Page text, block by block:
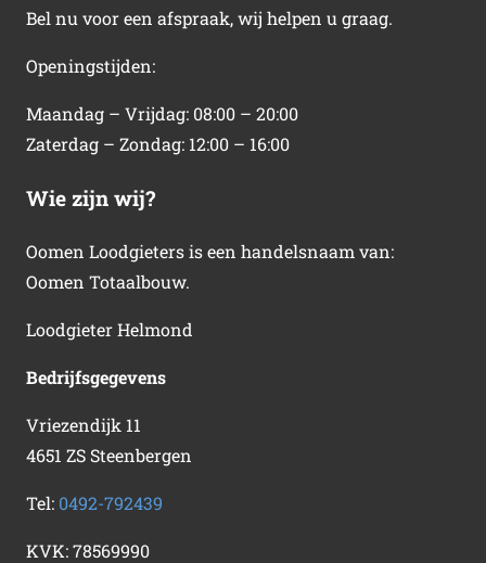
Bel nu voor een afspraak, wij helpen u graag.
Openingstijden:
Maandag – Vrijdag: 08:00 – 20:00
Zaterdag – Zondag: 12:00 – 16:00
Wie zijn wij?
Oomen Loodgieters is een handelsnaam van:
Oomen Totaalbouw.
Loodgieter Helmond
Bedrijfsgegevens
Vriezendijk 11
4651 ZS Steenbergen
Tel: 0492-792439
KVK:78569990